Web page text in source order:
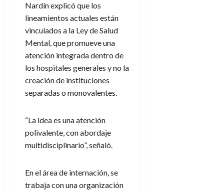
Nardín explicó que los
lineamientos actuales están
vinculados a la Ley de Salud
Mental, que promueve una
atención integrada dentro de
los hospitales generales y no la
creación de instituciones
separadas o monovalentes.
“La idea es una atención
polivalente, con abordaje
multidisciplinario”, señaló.
En el área de internación, se
trabaja con una organización